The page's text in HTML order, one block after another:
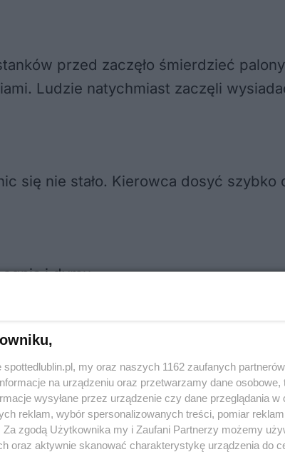
przed zaczęło śmierdzieć
Ludzie natychmiast zaczęli
się nie stało. Kierowca dosyć szybko
i dymu.
spottedlublin.pl, my oraz naszych 1162 zaufanych
na urządzeniu oraz przetwarzamy dane osobowe,
wysyłane przez urządzenie czy dane przeglądania w
reklam, wybór spersonalizowanych treści, pomiar
Za zgodą Użytkownika my i Zaufani Partnerzy możemy
oraz aktywnie skanować charakterystykę urządzenia do